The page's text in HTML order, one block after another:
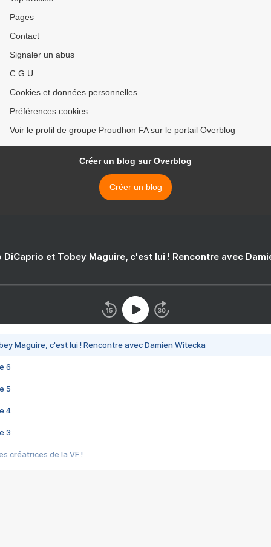
Pages
Contact
Signaler un abus
C.G.U.
Cookies et données personnelles
Préférences cookies
Voir le profil de groupe Proudhon FA sur le portail Overblog
Créer un blog sur Overblog
Créer un blog
DiCaprio et Tobey Maguire, c'est lui ! Rencontre avec
Maguire, c'est lui ! Rencontre avec Damien Witecka
6
5
4
3
créatrices de la VF !